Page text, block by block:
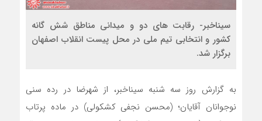
سیناخبر- رقابت های دو و میدانی مناطق شش گانه
کشور و انتخابی تیم ملی در محل پیست انقلاب اصفهان
برگزار شد.
به گزارش روز سه شنبه سیناخبر، از شهرضا در رده سنی
نوجوانان آقایان؛ (محسن نجفی کشکولی) در ماده پرتاب